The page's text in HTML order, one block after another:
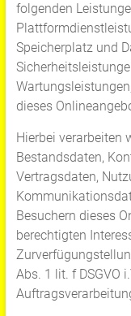
folgenden
Speicherplatz und
dieses
Hierbei verarbeiten
Bestandsdaten,
Vertragsdaten,
Besuchern dieses
berechtigten
Abs. 1 lit. f DSGVO